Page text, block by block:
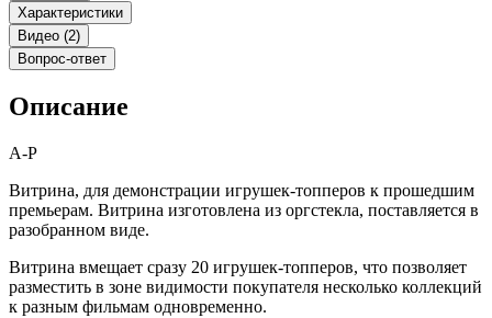
Характеристики
Видео (2)
Вопрос-ответ
Описание
A-P
Витрина, для демонстрации игрушек-топперов к прошедшим
премьерам. Витрина изготовлена из оргстекла, поставляется в
разобранном виде.
Витрина вмещает сразу 20 игрушек-топперов, что позволяет
разместить в зоне видимости покупателя несколько коллекций
к разным фильмам одновременно.